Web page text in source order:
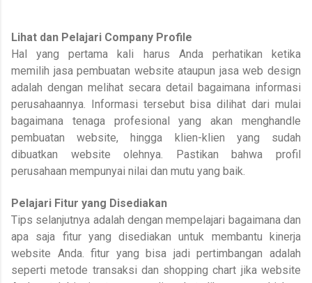
Lihat dan Pelajari Company Profile
Hal yang pertama kali harus Anda perhatikan ketika
memilih jasa pembuatan website ataupun jasa web design
adalah dengan melihat secara detail bagaimana informasi
perusahaannya. Informasi tersebut bisa dilihat dari mulai
bagaimana tenaga profesional yang akan menghandle
pembuatan website, hingga klien-klien yang sudah
dibuatkan website olehnya. Pastikan bahwa profil
perusahaan mempunyai nilai dan mutu yang baik.
Pelajari Fitur yang Disediakan
Tips selanjutnya adalah dengan mempelajari bagaimana dan
apa saja fitur yang disediakan untuk membantu kinerja
website Anda. fitur yang bisa jadi pertimbangan adalah
seperti metode transaksi dan shopping chart jika website